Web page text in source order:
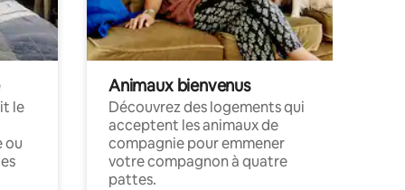
le
ou
Animaux bienvenus
Découvrez des logements qui
acceptent les animaux de
compagnie pour emmener
votre compagnon à quatre
pattes.